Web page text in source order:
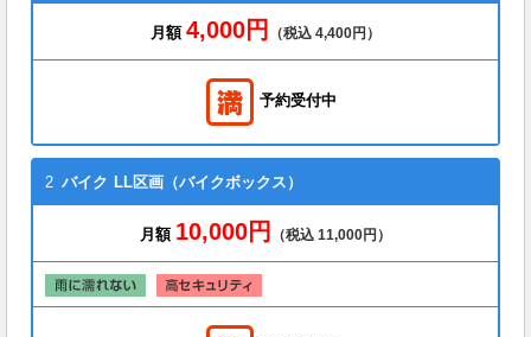
月額 4,000円 （税込 4,400円）
予約受付中
2 バイク LL区画（バイクボックス）
月額 10,000円 （税込 11,000円）